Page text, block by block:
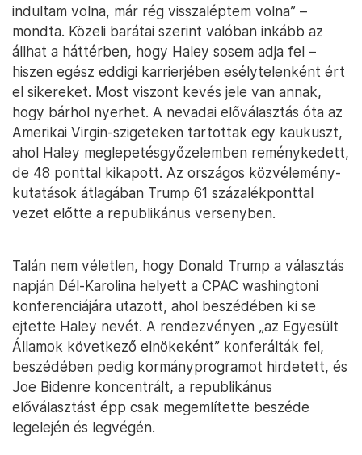
indultam volna, már rég visszaléptem volna” –
mondta. Közeli barátai szerint valóban inkább az
állhat a háttérben, hogy Haley sosem adja fel –
hiszen egész eddigi karrierjében esélytelenként ért
el sikereket. Most viszont kevés jele van annak,
hogy bárhol nyerhet. A nevadai előválasztás óta az
Amerikai Virgin-szigeteken tartottak egy kaukuszt,
ahol Haley meglepetésgyőzelemben reménykedett,
de 48 ponttal kikapott. Az országos közvélemény-
kutatások átlagában Trump 61 százalékponttal
vezet előtte a republikánus versenyben.
Talán nem véletlen, hogy Donald Trump a választás
napján Dél-Karolina helyett a CPAC washingtoni
konferenciájára utazott, ahol beszédében ki se
ejtette Haley nevét. A rendezvényen „az Egyesült
Államok következő elnökeként” konferálták fel,
beszédében pedig kormányprogramot hirdetett, és
Joe Bidenre koncentrált, a republikánus
előválasztást épp csak megemlítette beszéde
legelején és legvégén.